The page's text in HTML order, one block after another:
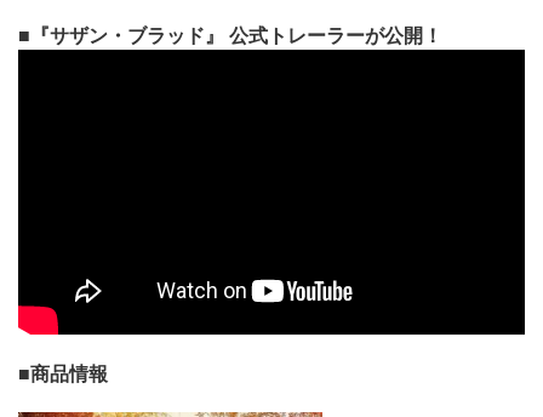
■『サザン・ブラッド』 公式トレーラーが公開！
■商品情報